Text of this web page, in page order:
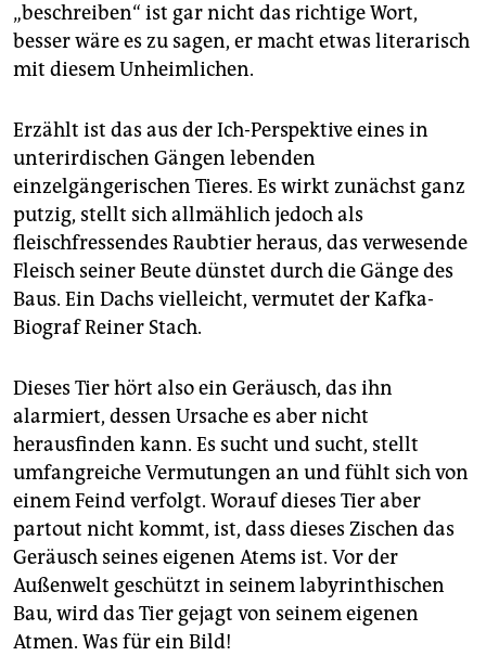
„beschreiben“ ist gar nicht das richtige Wort,
besser wäre es zu sagen, er macht etwas literarisch
mit diesem Unheimlichen.
Erzählt ist das aus der Ich-Perspektive eines in
unterirdischen Gängen lebenden
einzelgängerischen Tieres. Es wirkt zunächst ganz
putzig, stellt sich allmählich jedoch als
fleischfressendes Raubtier heraus, das verwesende
Fleisch seiner Beute dünstet durch die Gänge des
Baus. Ein Dachs vielleicht, vermutet der Kafka-
Biograf Reiner Stach.
Dieses Tier hört also ein Geräusch, das ihn
alarmiert, dessen Ursache es aber nicht
herausfinden kann. Es sucht und sucht, stellt
umfangreiche Vermutungen an und fühlt sich von
einem Feind verfolgt. Worauf dieses Tier aber
partout nicht kommt, ist, dass dieses Zischen das
Geräusch seines eigenen Atems ist. Vor der
Außenwelt geschützt in seinem labyrinthischen
Bau, wird das Tier gejagt von seinem eigenen
Atmen. Was für ein Bild!